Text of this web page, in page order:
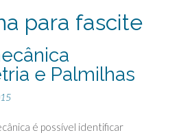
para fascite
e Palmilhas
é possível identificar